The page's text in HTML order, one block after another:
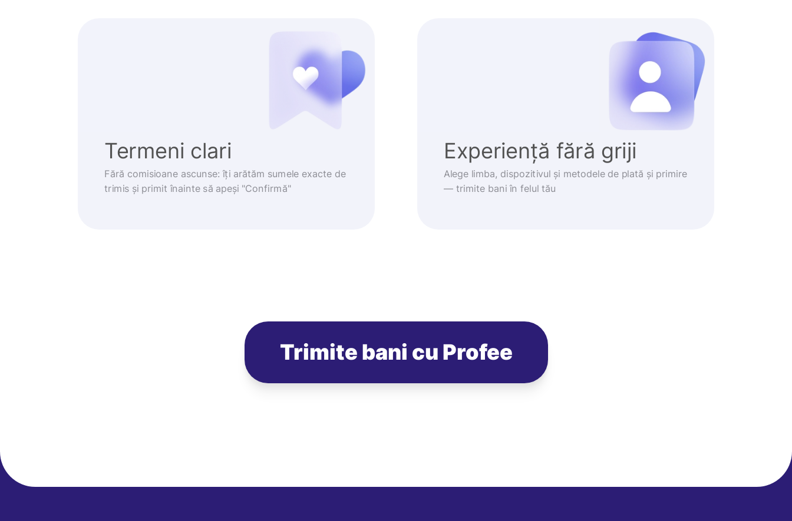
Termeni clari
Fără comisioane ascunse: îți arătăm sumele exacte de
trimis și primit înainte să apeși "Confirmă"
Experiență fără griji
Alege limba, dispozitivul și metodele de plată și primire
— trimite bani în felul tău
Trimite bani cu Profee